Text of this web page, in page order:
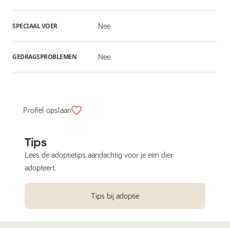
SPECIAAL VOER Nee
GEDRAGSPROBLEMEN Nee
Profiel opslaan
Tips
Lees de adoptietips aandachtig voor je een dier
adopteert.
Tips bij adoptie